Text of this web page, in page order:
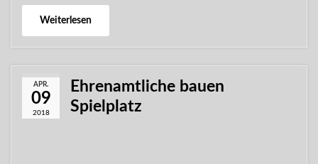
Weiterlesen
APR.
09
2018
Ehrenamtliche bauen
Spielplatz